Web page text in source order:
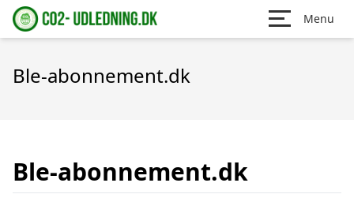
Menu
Ble-abonnement.dk
Ble-abonnement.dk